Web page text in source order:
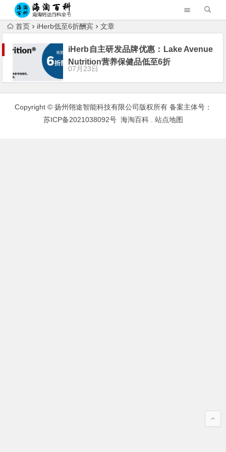
首页 iHerb低至6折酬宾 文章
iHerb自主研发品牌优惠：Lake Avenue
Nutrition营养保健品低至6折
07月23日
Copyright © 扬州翎途智能科技有限公司版权所有 备案主体号：
苏ICP备2021038092号 海淘百科. 站点地图